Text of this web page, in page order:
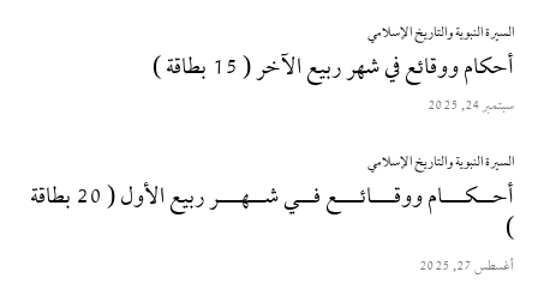
السيرة النبوية والتاريخ الإسلامي
أحكام ووقائع في شهر ربيع الآخر ( 15 بطاقة )
سبتمبر 24, 2025
السيرة النبوية والتاريخ الإسلامي
أحــكـــام ووقـــائـــع فــي شــهـــر ربيع الأول ( 20 بطاقة
)
أغسطس 27, 2025